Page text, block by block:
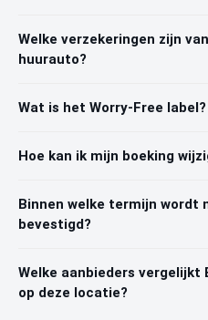
Welke verzekeringen zijn
huurauto?
Wat is het Worry-Free label?
Hoe kan ik mijn boeking
Binnen welke termijn wordt
bevestigd?
Welke aanbieders vergelijkt
op deze locatie?